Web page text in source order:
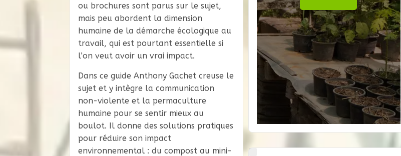
ou brochures sont parus sur le sujet,
mais peu abordent la dimension
humaine de la démarche écologique au
travail, qui est pourtant essentielle si
l’on veut avoir un vrai impact.
Dans ce guide Anthony Gachet creuse le
sujet et y intègre la communication
non-violente et la permaculture
humaine pour se sentir mieux au
boulot. Il donne des solutions pratiques
pour réduire son impact
environnemental : du compost au mini-